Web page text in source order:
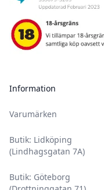
Information
Varumärken
Butik: Lidköping
(Lindhagsgatan 7A)
Butik: Göteborg